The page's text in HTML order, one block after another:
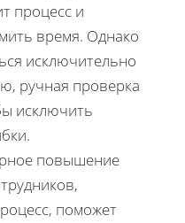
процесс и
время. Однако
исключительно
ручная проверка
исключить
повышение
поможет